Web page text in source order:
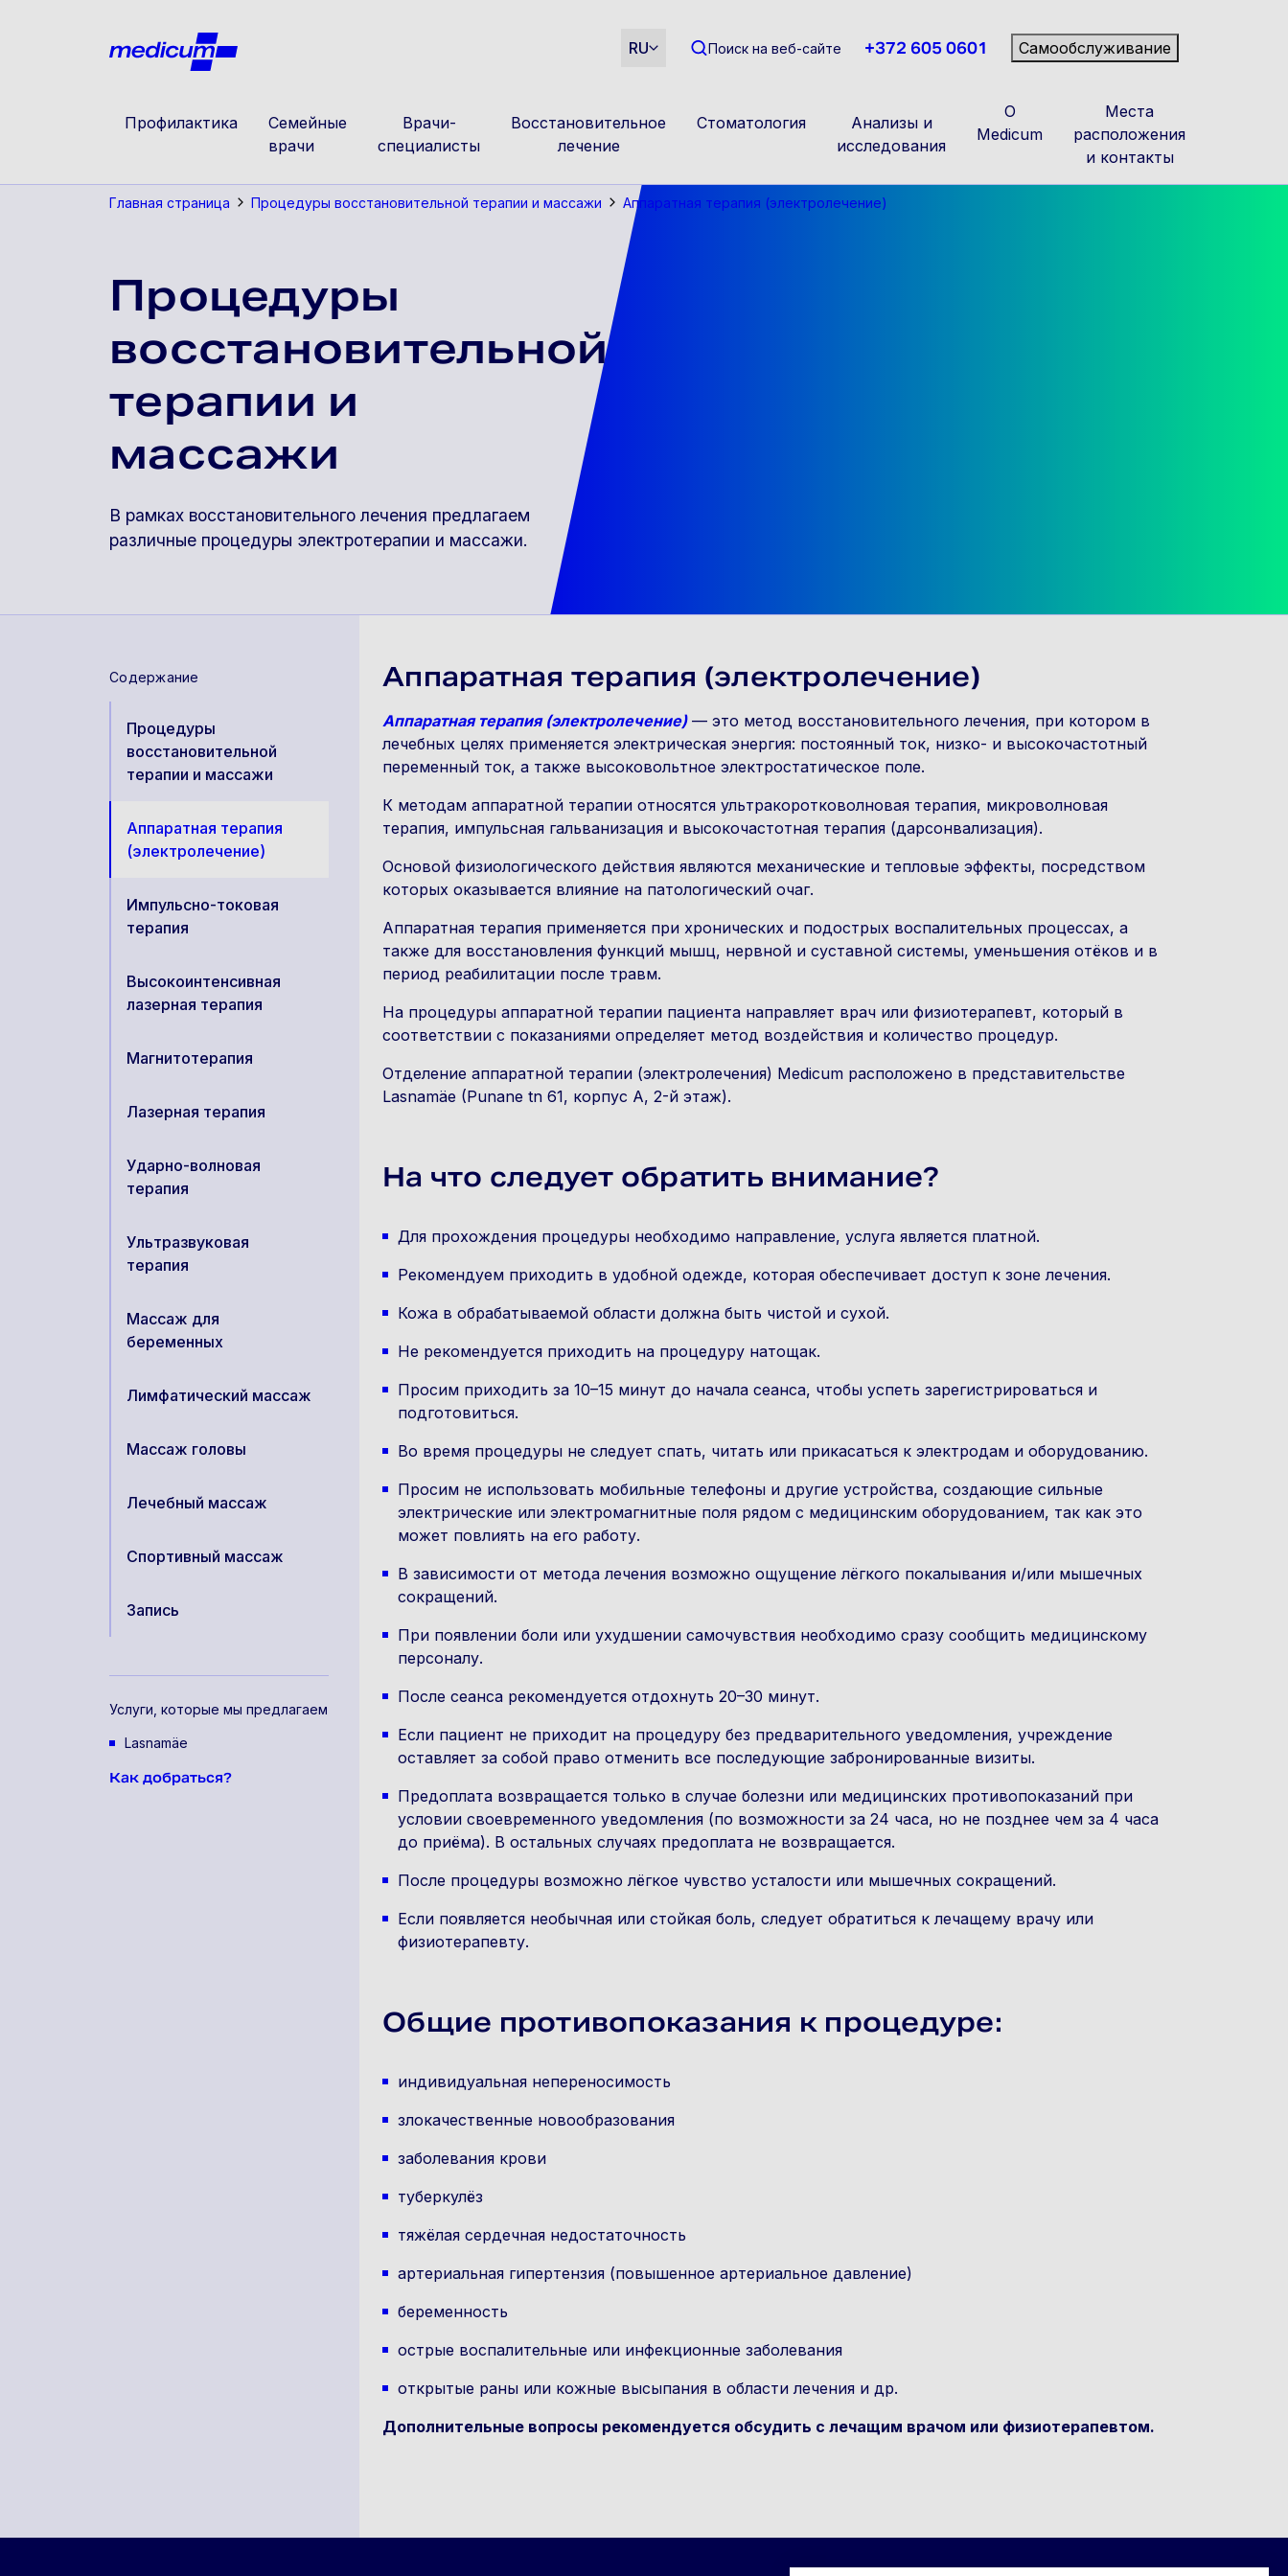
Medicum RU Поиск на веб-сайте +372 605 0601 Самообслуживание
Профилактика
Семейные
врачи
Врачи-
специалисты
Восстановительное
лечение
Стоматология
Анализы и
исследования
О
Medicum
Места
расположения
и контакты
Главная страница Процедуры восстановительной терапии и массажи Аппаратная терапия (электролечение)
Процедуры
восстановительной
терапии и
массажи
В рамках восстановительного лечения предлагаем
различные процедуры электротерапии и массажи.
Содержание
Процедуры
восстановительной
терапии и массажи
Аппаратная терапия
(электролечение)
Импульсно-токовая
терапия
Высокоинтенсивная
лазерная терапия
Магнитотерапия
Лазерная терапия
Ударно-волновая
терапия
Ультразвуковая
терапия
Массаж для
беременных
Лимфатический массаж
Массаж головы
Лечебный массаж
Спортивный массаж
Запись
Услуги, которые мы предлагаем
Lasnamäe
Как добраться?
Аппаратная терапия (электролечение)
Аппаратная терапия (электролечение) — это метод восстановительного лечения, при котором в
лечебных целях применяется электрическая энергия: постоянный ток, низко- и высокочастотный
переменный ток, а также высоковольтное электростатическое поле.
К методам аппаратной терапии относятся ультракоротковолновая терапия, микроволновая
терапия, импульсная гальванизация и высокочастотная терапия (дарсонвализация).
Основой физиологического действия являются механические и тепловые эффекты, посредством
которых оказывается влияние на патологический очаг.
Аппаратная терапия применяется при хронических и подострых воспалительных процессах, а
также для восстановления функций мышц, нервной и суставной системы, уменьшения отёков и в
период реабилитации после травм.
На процедуры аппаратной терапии пациента направляет врач или физиотерапевт, который в
соответствии с показаниями определяет метод воздействия и количество процедур.
Отделение аппаратной терапии (электролечения) Medicum расположено в представительстве
Lasnamäe (Punane tn 61, корпус A, 2-й этаж).
На что следует обратить внимание?
Для прохождения процедуры необходимо направление, услуга является платной.
Рекомендуем приходить в удобной одежде, которая обеспечивает доступ к зоне лечения.
Кожа в обрабатываемой области должна быть чистой и сухой.
Не рекомендуется приходить на процедуру натощак.
Просим приходить за 10–15 минут до начала сеанса, чтобы успеть зарегистрироваться и
подготовиться.
Во время процедуры не следует спать, читать или прикасаться к электродам и оборудованию.
Просим не использовать мобильные телефоны и другие устройства, создающие сильные
электрические или электромагнитные поля рядом с медицинским оборудованием, так как это
может повлиять на его работу.
В зависимости от метода лечения возможно ощущение лёгкого покалывания и/или мышечных
сокращений.
При появлении боли или ухудшении самочувствия необходимо сразу сообщить медицинскому
персоналу.
После сеанса рекомендуется отдохнуть 20–30 минут.
Если пациент не приходит на процедуру без предварительного уведомления, учреждение
оставляет за собой право отменить все последующие забронированные визиты.
Предоплата возвращается только в случае болезни или медицинских противопоказаний при
условии своевременного уведомления (по возможности за 24 часа, но не позднее чем за 4 часа
до приёма). В остальных случаях предоплата не возвращается.
После процедуры возможно лёгкое чувство усталости или мышечных сокращений.
Если появляется необычная или стойкая боль, следует обратиться к лечащему врачу или
физиотерапевту.
Общие противопоказания к процедуре:
индивидуальная непереносимость
злокачественные новообразования
заболевания крови
туберкулёз
тяжёлая сердечная недостаточность
артериальная гипертензия (повышенное артериальное давление)
беременность
острые воспалительные или инфекционные заболевания
открытые раны или кожные высыпания в области лечения и др.
Дополнительные вопросы рекомендуется обсудить с лечащим врачом или физиотерапевтом.